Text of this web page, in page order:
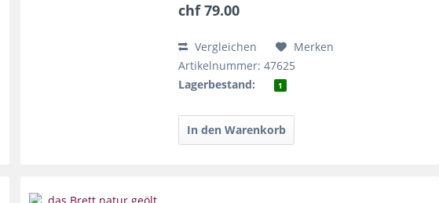
kreisförmigen...
chf 79.00
Vergleichen
Merken
Artikelnummer: 47625
Lagerbestand:
1